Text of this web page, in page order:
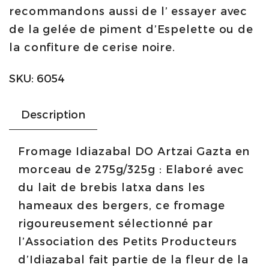
Gazta
quantity
recommandons aussi de l’ essayer avec
de la gelée de piment d’Espelette ou de
la confiture de cerise noire.
SKU: 6054
Description
Fromage Idiazabal DO Artzai Gazta en
morceau de 275g/325g : Elaboré avec
du lait de brebis latxa dans les
hameaux des bergers, ce fromage
rigoureusement sélectionné par
l’Association des Petits Producteurs
d’Idiazabal fait partie de la fleur de la